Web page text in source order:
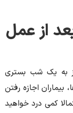
از عمل
به یک شب بستری
اجازه رفتن
کمی درد خواهید